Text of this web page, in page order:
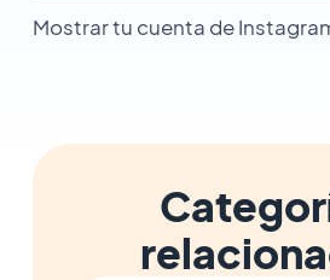
Mostrar tu cuenta de